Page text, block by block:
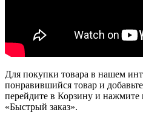
Для покупки товара в нашем
понравившийся товар и
перейдите в Корзину и нажмите
«Быстрый заказ».